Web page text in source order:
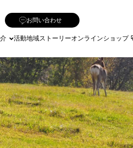
活動地域ストーリーオンラインショップ
お問い合わせ